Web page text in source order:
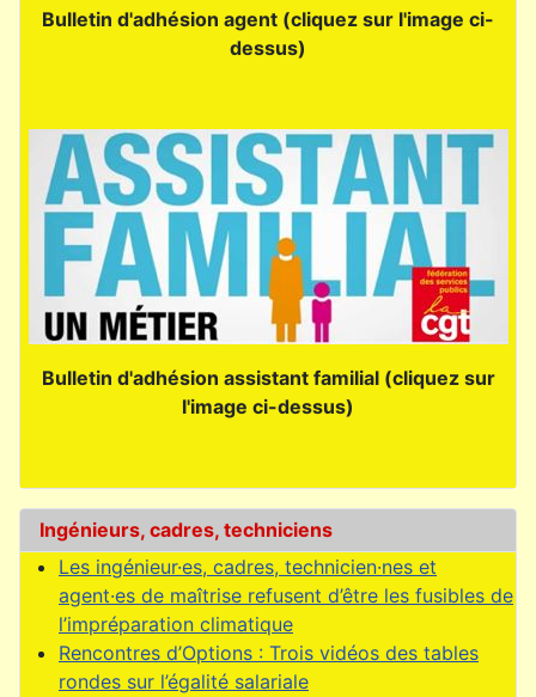
Bulletin d'adhésion agent (cliquez sur l'image ci-
dessus)
Bulletin d'adhésion assistant familial (cliquez sur
l'image ci-dessus)
Ingénieurs, cadres, techniciens
Les ingénieur·es, cadres, technicien·nes et
agent·es de maîtrise refusent d’être les fusibles de
l’impréparation climatique
Rencontres d’Options : Trois vidéos des tables
rondes sur l’égalité salariale